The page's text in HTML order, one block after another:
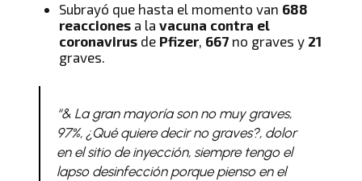
Subrayó que hasta el momento van 688
reacciones a lavacuna contra el
coronavirus de Pfizer, 667 no graves y 21
graves.
“& La gran mayoría son no muy graves,
97%, ¿Qué quiere decir no graves?, dolor
en el sitio de inyección, siempre tengo el
lapso desinfección porque pienso en el